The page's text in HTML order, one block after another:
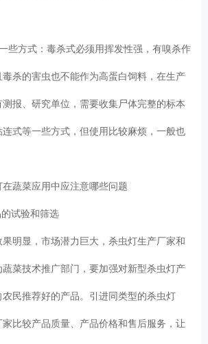
些方式：毒杀式必须用挥发性强，有嗅杀作
毒杀的害虫也不能作为高蛋白饲料，在生产
报、研究单位，需要收集尸体完整的标本
式等一些方式，但使用比较麻烦，一般也
蔬菜应用中应注意哪些问题
试验和筛选
明显，市场潜力巨大，杀虫灯生产厂家和
菜技术推广部门，要加强对新型杀虫灯产
民推荐好的产品。引进同类型的杀虫灯
比较产品质量、产品价格和售后服务，让